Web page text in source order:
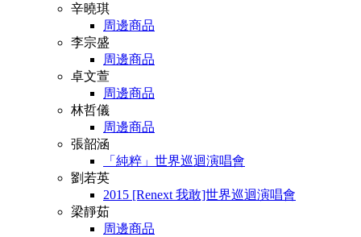
辛曉琪
周邊商品
李宗盛
周邊商品
卓文萱
周邊商品
林哲儀
周邊商品
張韶涵
「純粹」世界巡迴演唱會
劉若英
2015 [Renext 我敢]世界巡迴演唱會
梁靜茹
周邊商品